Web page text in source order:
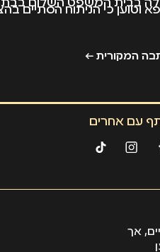
וטוען כי הניתוח הסתיים
בבית המשפט השלום בבת
המקורית ←
עם אחרים
אך